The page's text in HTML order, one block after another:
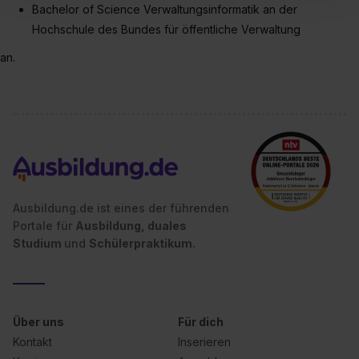
einverstanden, dass dir nach Setzen der Cookies externe
Inhalte (z.B. Videos oder Posts) angezeigt und hierfür
Auswahl über die Checkboxen und klick auf „Auswahl
erlauben“. Die Einwilligung zur Platzierung von Cookies
der Kategorien „Präferenzen“, „Statistiken“ und „Social
Media und Marketing“ umfasst hierbei die Einwilligung
zur Übermittlung deiner Daten in die USA (Art. 49 Abs. 1
S. 1 lit. a) DS-GVO). Die USA verfügen über kein
angemessenes Datenschutzniveau (EuGH – Schrems
Einstellungen“ widerrufen. Weitere Informationen zu den
einzelnen Cookies findest du durch Klick auf „Details
Bachelor of Science Verwaltungsinformatik an der
Hochschule des Bundes für öffentliche Verwaltung
an.
Ausbildung.de ist eines der führenden
Portale für Ausbildung, duales
Studium und Schülerpraktikum.
Über uns
Kontakt
Für dich
Inserieren